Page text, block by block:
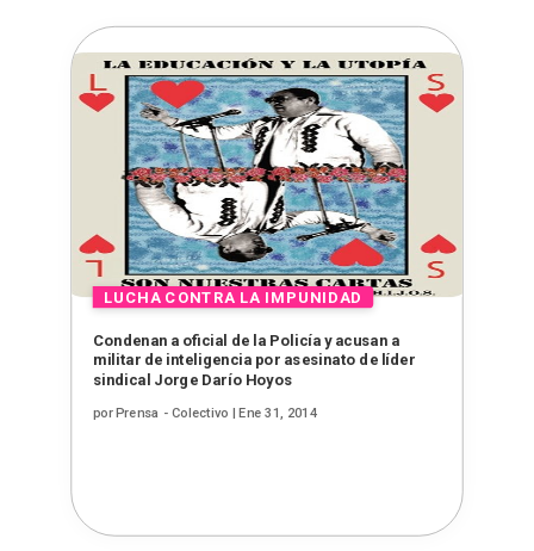
Condenan a oficial de la Policía y acusan a
militar de inteligencia por asesinato de líder
sindical Jorge Darío Hoyos
porPrensa - Colectivo | Ene 31, 2014